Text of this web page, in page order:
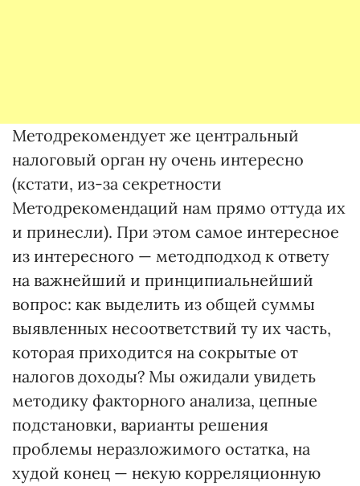
Методрекомендует же центральный
налоговый орган ну очень интересно
(кстати, из-за секретности
Методрекомендаций нам прямо оттуда их
и принесли). При этом самое интересное
из интересного — методподход к ответу
на важнейший и принципиальнейший
вопрос: как выделить из общей суммы
выявленных несоответствий ту их часть,
которая приходится на сокрытые от
налогов доходы? Мы ожидали увидеть
методику факторного анализа, цепные
подстановки, варианты решения
проблемы неразложимого остатка, на
худой конец — некую корреляционную